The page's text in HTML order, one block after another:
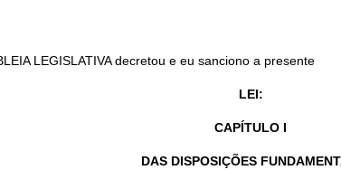
LEGISLATIVA decretou e eu sanciono a presente
LEI:
CAPÍTULO I
DAS DISPOSIÇÕES